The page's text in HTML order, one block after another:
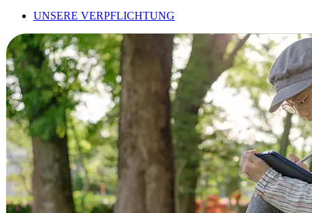
UNSERE VERPFLICHTUNG